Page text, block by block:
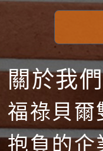
關於我們
福祿貝爾
抱負的企